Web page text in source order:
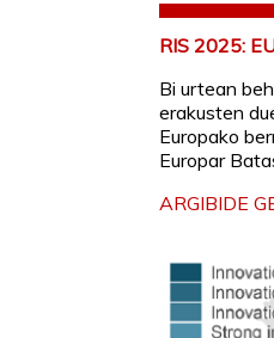
RIS 2025:
Bi urtean
erakusten
Europako
Europar
ARGIBIDE